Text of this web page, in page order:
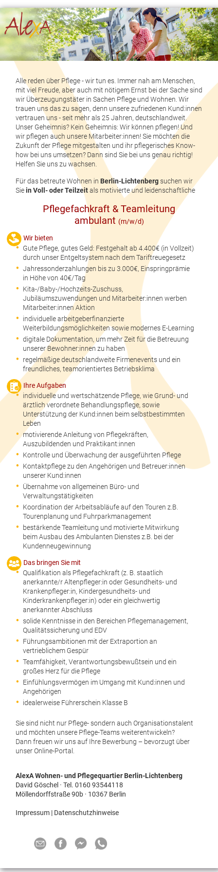
Alle reden über Pflege - wir tun es. Immer nah am Menschen,
mit viel Freude, aber auch mit nötigem Ernst bei der Sache sind
wir Überzeugungstäter in Sachen Pflege und Wohnen. Wir
trauen uns das zu sagen, denn unsere zufriedenen Kund:innen
vertrauen uns - seit mehr als 25 Jahren, deutschlandweit.
Unser Geheimnis? Kein Geheimnis: Wir können pflegen! Und
wir pflegen auch unsere Mitarbeiter:innen! Sie möchten die
Zukunft der Pflege mitgestalten und ihr pflegerisches Know-
how bei uns umsetzen? Dann sind Sie bei uns genau richtig!
Helfen Sie uns zu wachsen.
Für das betreute Wohnen in Berlin-Lichtenbergsuchen wir
Siein Voll- oderTeilzeitals motivierte und leidenschaftliche
Pflegefachkraft & Teamleitung
ambulant (m/w/d)
Wir bieten
Gute Pflege, gutes Geld: Festgehalt ab 4.400€ (in Vollzeit)
durch unser Entgeltsystem nach dem Tariftreuegesetz
Jahressonderzahlungen bis zu 3.000€, Einspringprämie
in Höhe von 40€/Tag
Kita-/Baby-/Hochzeits-Zuschuss,
Jubiläumszuwendungen und Mitarbeiter:innen werben
Mitarbeiter:innen Aktion
individuelle arbeitgeberfinanzierte
Weiterbildungsmöglichkeiten sowie modernes E-Learning
digitale Dokumentation, um mehr Zeit für die Betreuung
unserer Bewohner:innen zu haben
regelmäßige deutschlandweite Firmenevents und ein
freundliches, teamorientiertes Betriebsklima
Ihre Aufgaben
individuelle und wertschätzende Pflege, wie Grund- und
ärztlich verordnete Behandlungspflege, sowie
Unterstützung der Kund:innen beim selbstbestimmten
Leben
motivierende Anleitung von Pflegekräften,
Auszubildenden und Praktikant:innen
Kontrolle und Überwachung der ausgeführten Pflege
Kontaktpflege zu den Angehörigen und Betreuer:innen
unserer Kund:innen
Übernahme von allgemeinen Büro- und
Verwaltungstätigkeiten
Koordination der Arbeitsabläufe auf den Touren z.B.
Tourenplanung und Fuhrparkmanagement
bestärkende Teamleitung und motivierte Mitwirkung
beim Ausbau des Ambulanten Dienstes z.B. bei der
Kundenneugewinnung
Das bringen Sie mit
Qualifikation als Pflegefachkraft (z. B. staatlich
anerkannte/r Altenpfleger:in oder Gesundheits- und
Krankenpfleger:in, Kindergesundheits- und
Kinderkrankenpfleger:in) oder ein gleichwertig
anerkannter Abschluss
solide Kenntnisse in den Bereichen Pflegemanagement,
Qualitätssicherung und EDV
Führungsambitionen mit der Extraportion an
vertrieblichem Gespür
Teamfähigkeit, Verantwortungsbewußtsein und ein
großes Herz für die Pflege
Einfühlungsvermögen im Umgang mit Kund:innen und
Angehörigen
idealerweise Führerschein Klasse B
Sie sind nicht nur Pflege- sondern auch Organisationstalent
und möchten unsere Pflege-Teams weiterentwickeln?
Dann freuen wir uns auf Ihre Bewerbung – bevorzugt über
unser Online-Portal.
AlexA Wohnen- und Pflegequartier Berlin-Lichtenberg
David Göschel · Tel. 0160 93544118
Möllendorffstraße 90b · 10367 Berlin
Impressum | Datenschutzhinweise